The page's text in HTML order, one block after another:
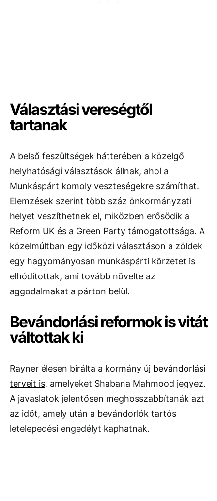
Választási vereségtől
tartanak
A belső feszültségek hátterében a közelgő
helyhatósági választások állnak, ahol a
Munkáspárt komoly veszteségekre számíthat.
Elemzések szerint több száz önkormányzati
helyet veszíthetnek el, miközben erősödik a
Reform UK és a Green Party támogatottsága. A
közelmúltban egy időközi választáson a zöldek
egy hagyományosan munkáspárti körzetet is
elhódítottak, ami tovább növelte az
aggodalmakat a párton belül.
Bevándorlási reformok is vitát
váltottak ki
Rayner élesen bírálta a kormány új bevándorlási
terveit is, amelyeket Shabana Mahmood jegyez.
A javaslatok jelentősen meghosszabbítanák azt
az időt, amely után a bevándorlók tartós
letelepedési engedélyt kaphatnak.